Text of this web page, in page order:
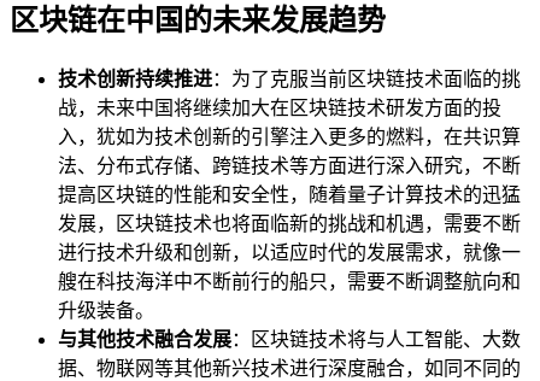
区块链在中国的未来发展趋势
技术创新持续推进：为了克服当前区块链技术面临的挑
战，未来中国将继续加大在区块链技术研发方面的投
入，犹如为技术创新的引擎注入更多的燃料，在共识算
法、分布式存储、跨链技术等方面进行深入研究，不断
提高区块链的性能和安全性，随着量子计算技术的迅猛
发展，区块链技术也将面临新的挑战和机遇，需要不断
进行技术升级和创新，以适应时代的发展需求，就像一
艘在科技海洋中不断前行的船只，需要不断调整航向和
升级装备。
与其他技术融合发展：区块链技术将与人工智能、大数
据、物联网等其他新兴技术进行深度融合，如同不同的